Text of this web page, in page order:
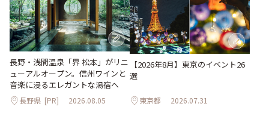
長野・浅間温泉「界 松本」がリニ
ューアルオープン。信州ワインと
音楽に浸るエレガントな湯宿へ
長野県 [PR] 2026.08.05
【2026年8月】東京のイベント26
選
東京都 2026.07.31